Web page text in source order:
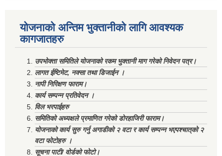
योजनाको अन्तिम भुक्तानीको लागि आवश्यक
कागजातहरु
उपभोक्ता समितिले योजनाको रकम भुक्तानी माग गरेको निवेदन पत्र।
लागत ईष्टिमेट, नक्सा तथा डिजाईन ।
नापी निरिक्षण फाराम।
कार्य सम्पन्न प्रतिवेदन ।
विल भरपाईहरु
समितिको अध्यक्षले प्रमाणित गरेको डोरहाजिरी फाराम।
योजनाको कार्य सुरु गर्नु अगाडीको २ वटा र कार्य सम्पन्न भएपश्चात्‌को २
वटा फोटोहरु ।
सूचना पाटी/ वोर्डको फोटो।